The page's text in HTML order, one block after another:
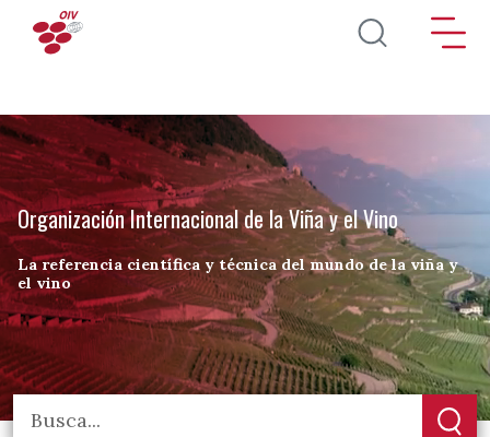
Pasar al contenido principal
Organización Internacional de la Viña y el Vino
La referencia científica y técnica del mundo de la viña y
el vino